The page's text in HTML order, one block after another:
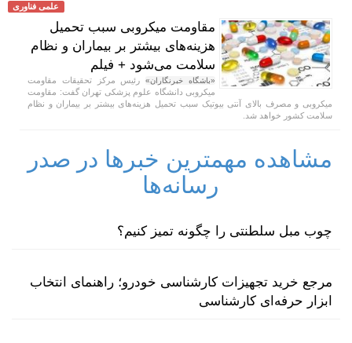
علمی فناوری
مقاومت میکروبی سبب تحمیل
هزینه‌های بیشتر بر بیماران و نظام
سلامت می‌شود + فیلم
«باشگاه خبرنگاران»رئیس مرکز تحقیقات مقاومت
میکروبی دانشگاه علوم پزشکی تهران گفت: مقاومت
میکروبی و مصرف بالای آنتی بیوتیک سبب تحمیل هزینه‌های بیشتر بر بیماران و نظام
سلامت کشور خواهد شد.
مشاهده مهمترین خبرها در صدر
رسانه‌ها
چوب مبل سلطنتی را چگونه تمیز کنیم؟
مرجع خرید تجهیزات کارشناسی خودرو؛ راهنمای انتخاب
ابزار حرفه‌ای کارشناسی